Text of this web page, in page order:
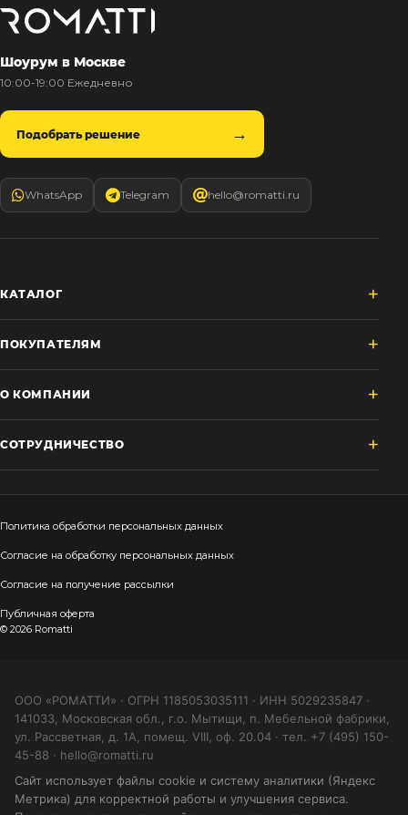
Шоурум в Москве
10:00-19:00 Ежедневно
Подобрать решение
WhatsApp Telegram hello@romatti.ru
КАТАЛОГ
ПОКУПАТЕЛЯМ
О КОМПАНИИ
СОТРУДНИЧЕСТВО
Политика обработки персональных данных
Согласие на обработку персональных данных
Согласие на получение рассылки
Публичная оферта
© 2026 Romatti
ООО «РОМАТТИ» · ОГРН 1185053035111 · ИНН 5029235847 ·
141033, Московская обл., г.о. Мытищи, п. Мебельной фабрики,
ул. Рассветная, д. 1А, помещ. VIII, оф. 20.04 · тел. +7 (495) 150-
45-88 · hello@romatti.ru
Сайт использует файлы cookie и систему аналитики (Яндекс
Метрика) для корректной работы и улучшения сервиса.